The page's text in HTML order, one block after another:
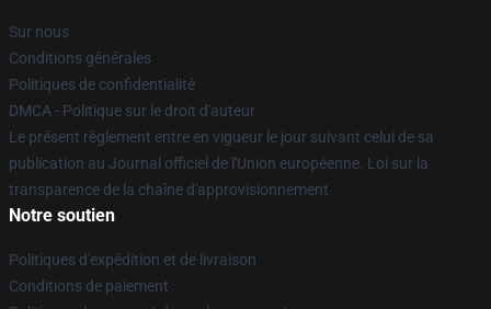
Sur nous
Conditions générales
Politiques de confidentialité
DMCA - Politique sur le droit d'auteur
Le présent règlement entre en vigueur le jour suivant celui de sa
publication au Journal officiel de l'Union européenne. Loi sur la
transparence de la chaîne d'approvisionnement
Notre soutien
Politiques d'expédition et de livraison
Conditions de paiement